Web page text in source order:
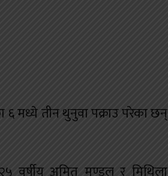
६ मध्ये तीन थुनुवा पक्राउ परेका छन्